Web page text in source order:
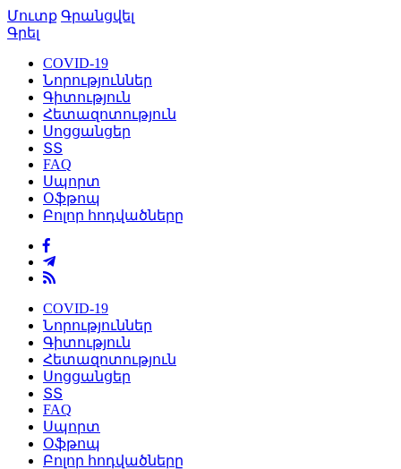
Մուտք Գրանցվել
Գրել
COVID-19
Նորություններ
Գիտություն
Հետազոտություն
Սոցցանցեր
ՏՏ
FAQ
Սպորտ
Օֆթոպ
Բոլոր հոդվածները
COVID-19
Նորություններ
Գիտություն
Հետազոտություն
Սոցցանցեր
ՏՏ
FAQ
Սպորտ
Օֆթոպ
Բոլոր հոդվածները